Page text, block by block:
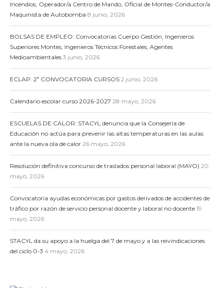
Incendios, Operador/a Centro de Mando, Oficial de Montes-Conductor/a
Maquinista de Autobomba 8 junio, 2026
BOLSAS DE EMPLEO: Convocatorias Cuerpo Gestión, Ingenieros
Superiores Montes, Ingenieros Técnicos Forestales, Agentes
Medioambientales 3 junio, 2026
ECLAP: 2ª CONVOCATORIA CURSOS 2 junio, 2026
Calendario escolar curso 2026-2027 28 mayo, 2026
ESCUELAS DE CALOR: STACYL denuncia que la Consejería de
Educación no actúa para prevenir las altas temperaturas en las aulas
ante la nueva ola de calor 26 mayo, 2026
Resolución definitiva concurso de traslados personal laboral (MAYO) 20
mayo, 2026
Convocatoria ayudas económicas por gastos derivados de accidentes de
tráfico por razón de servicio personal docente y laboral no docente 19
mayo, 2026
STACYL da su apoyo a la huelga del 7 de mayo y a las reivindicaciones
del ciclo 0-3 4 mayo, 2026